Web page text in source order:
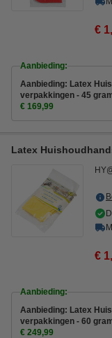
€
Aanbieding:
Aanbieding: Latex
verpakkingen - 45
€ 169,99
Latex
€
Aanbieding:
Aanbieding: Latex
verpakkingen - 60
€ 249,99